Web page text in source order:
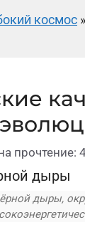
космос »
прочтение:
дыры,